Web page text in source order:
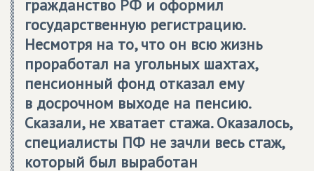
гражданство РФ и оформил
государственную регистрацию.
Несмотря на то, что он всю жизнь
проработал на угольных шахтах,
пенсионный фонд отказал ему
в досрочном выходе на пенсию.
Сказали, не хватает стажа. Оказалось,
специалисты ПФ не зачли весь стаж,
который был выработан